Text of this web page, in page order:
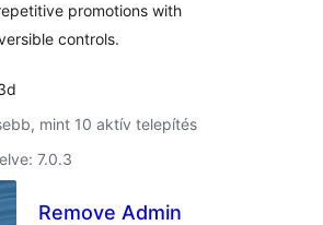
promotions with
controls.
mint 10 aktív telepítés
7.0.3
Remove Admin